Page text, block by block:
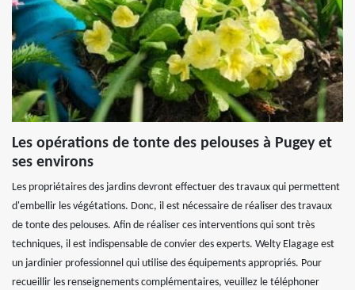
Les opérations de tonte des pelouses à Pugey et
ses environs
Les propriétaires des jardins devront effectuer des travaux qui permettent
d'embellir les végétations. Donc, il est nécessaire de réaliser des travaux
de tonte des pelouses. Afin de réaliser ces interventions qui sont très
techniques, il est indispensable de convier des experts. Welty Elagage est
un jardinier professionnel qui utilise des équipements appropriés. Pour
recueillir les renseignements complémentaires, veuillez le téléphoner